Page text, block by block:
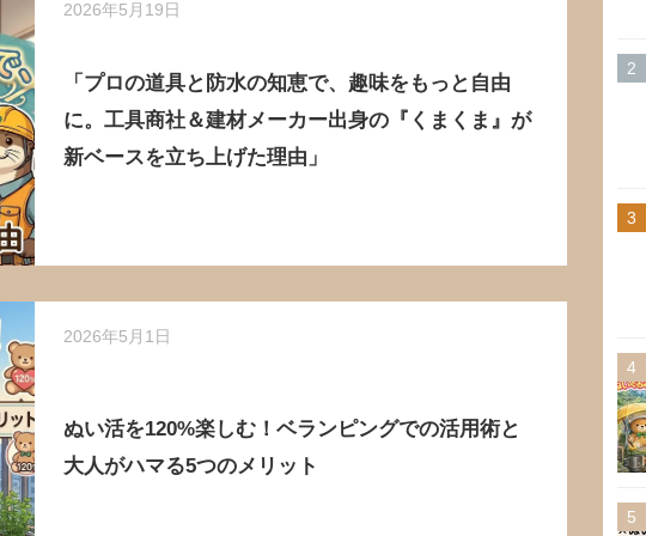
2026年5月19日
「プロの道具と防水の知恵で、趣味をもっと自由
に。工具商社＆建材メーカー出身の『くまくま』が
新ベースを立ち上げた理由」
2026年5月1日
ぬい活を120%楽しむ！ベランピングでの活用術と
大人がハマる5つのメリット